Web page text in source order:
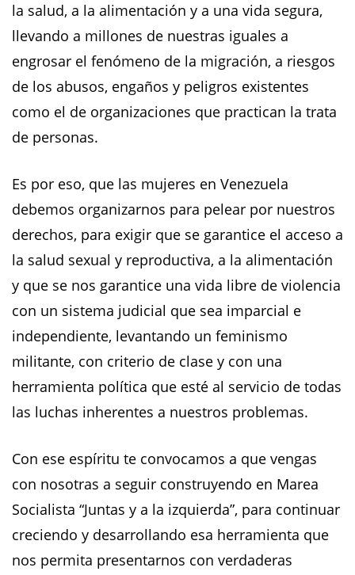
la salud, a la alimentación y a una vida segura,
llevando a millones de nuestras iguales a
engrosar el fenómeno de la migración, a riesgos
de los abusos, engaños y peligros existentes
como el de organizaciones que practican la trata
de personas.
Es por eso, que las mujeres en Venezuela
debemos organizarnos para pelear por nuestros
derechos, para exigir que se garantice el acceso a
la salud sexual y reproductiva, a la alimentación
y que se nos garantice una vida libre de violencia
con un sistema judicial que sea imparcial e
independiente, levantando un feminismo
militante, con criterio de clase y con una
herramienta política que esté al servicio de todas
las luchas inherentes a nuestros problemas.
Con ese espíritu te convocamos a que vengas
con nosotras a seguir construyendo en Marea
Socialista “Juntas y a la izquierda”, para continuar
creciendo y desarrollando esa herramienta que
nos permita presentarnos con verdaderas